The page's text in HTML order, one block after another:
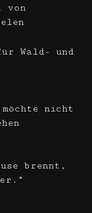
Wald- und
nicht
brennt,